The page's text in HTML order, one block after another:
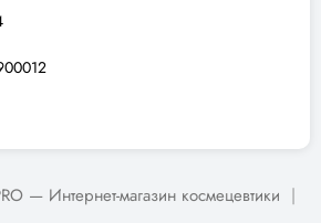
— Интернет-магазин космецевтики |